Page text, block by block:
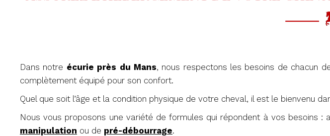
Dans notre écurie près du Mans, nous respectons les besoins de chacun
complètement équipé pour son confort.
Quel que soit l’âge et la condition physique de votre cheval, il est le bienvenu
Nous vous proposons une variété de formules qui répondent à vos besoins
manipulation ou de pré-débourrage.